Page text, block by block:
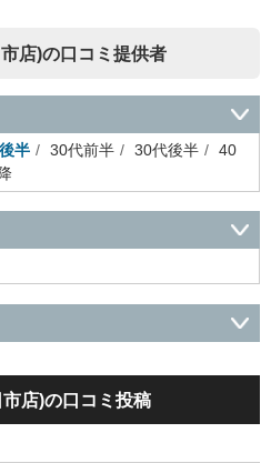
店)の口コミ提供者
半 30代前半 30代後半
40
ーテイメント・ゲーム関連
旅行・ホテル・航空・ブライ
店)の口コミ投稿